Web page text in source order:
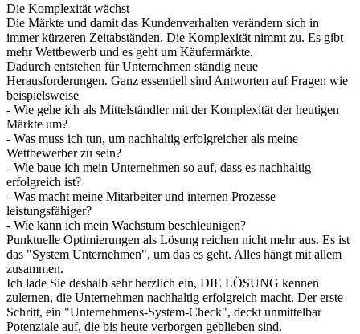
Die Komplexität wächst
Die Märkte und damit das Kundenverhalten verändern sich in
immer kürzeren Zeitabständen. Die Komplexität nimmt zu. Es gibt
mehr Wettbewerb und es geht um Käufermärkte.
Dadurch entstehen für Unternehmen ständig neue
Herausforderungen. Ganz essentiell sind Antworten auf Fragen wie
beispielsweise
- Wie gehe ich als Mittelständler mit der Komplexität der heutigen
Märkte um?
- Was muss ich tun, um nachhaltig erfolgreicher als meine
Wettbewerber zu sein?
- Wie baue ich mein Unternehmen so auf, dass es nachhaltig
erfolgreich ist?
- Was macht meine Mitarbeiter und internen Prozesse
leistungsfähiger?
- Wie kann ich mein Wachstum beschleunigen?
Punktuelle Optimierungen als Lösung reichen nicht mehr aus. Es ist
das "System Unternehmen", um das es geht. Alles hängt mit allem
zusammen.
Ich lade Sie deshalb sehr herzlich ein, DIE LÖSUNG kennen
zulernen, die Unternehmen nachhaltig erfolgreich macht. Der erste
Schritt, ein "Unternehmens-System-Check", deckt unmittelbar
Potenziale auf, die bis heute verborgen geblieben sind.